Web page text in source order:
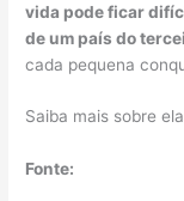
vida pode ficar
de um país do
cada pequena
Saiba mais sobre
Fonte: